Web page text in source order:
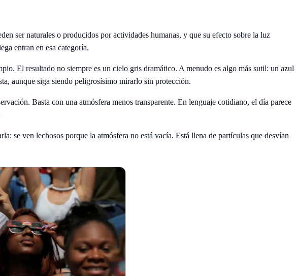
ser naturales o producidos por actividades humanas, y que su efecto sobre la luz
entran en esa categoría.
El resultado no siempre es un cielo gris dramático. A menudo es algo más sutil: un azul
aunque siga siendo peligrosísimo mirarlo sin protección.
Basta con una atmósfera menos transparente. En lenguaje cotidiano, el día parece
se ven lechosos porque la atmósfera no está vacía. Está llena de partículas que desvían